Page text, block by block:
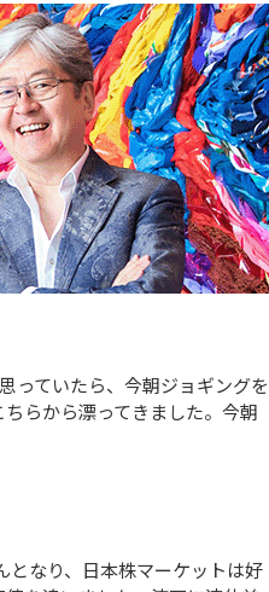
らから漂ってきました。今朝